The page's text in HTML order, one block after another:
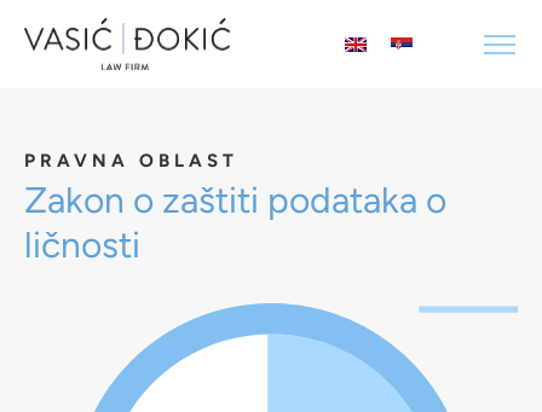
PRAVNA OBLAST
Zakon o zaštiti podataka o
ličnosti